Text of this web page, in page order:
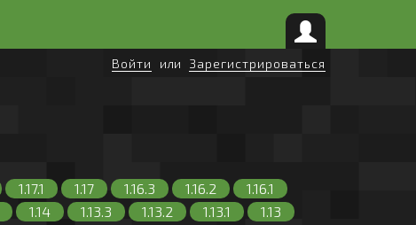
Войти или Зарегистрироваться
1.17.1 1.17 1.16.3 1.16.2
1.16.1
1.14 1.13.3 1.13.2 1.13.1
1.13